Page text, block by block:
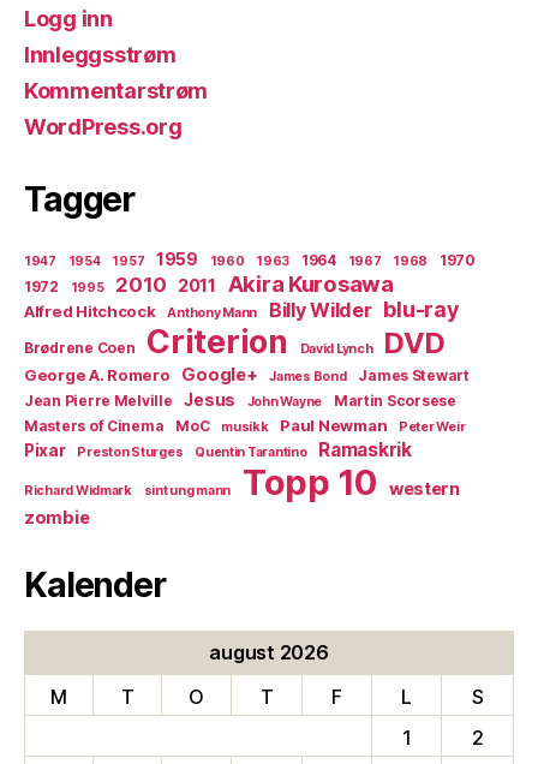
Logg inn
Innleggsstrøm
Kommentarstrøm
WordPress.org
Tagger
1947 1954 1957 1959 1960 1963 1964 1967 1968
1970
1972
1995 2010 2011 Akira Kurosawa
Alfred Hitchcock Anthony Mann Billy Wilder blu-ray
Brødrene Coen Criterion David Lynch DVD
George A. Romero Google+ James Bond
James Stewart
Jean Pierre Melville
Jesus John Wayne
Martin Scorsese
Masters of Cinema
MoC musikk Paul Newman Peter Weir
Pixar Preston Sturges Quentin Tarantino Ramaskrik
Richard Widmark sint ung mann Topp 10
western
zombie
Kalender
august 2026
M
T O T F L
S
1
2